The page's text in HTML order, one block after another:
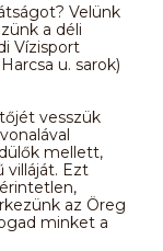
Velünk
a déli
Vízisport
u. sarok)
vesszük
mellett,
villáját. Ezt
az Öreg
minket a